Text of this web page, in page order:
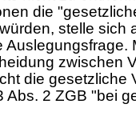
die
stelle sich
zwischen
die gesetzliche
Abs. 2 ZGB "bei